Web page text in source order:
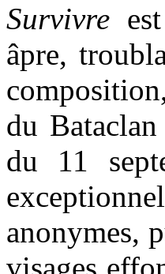
Survivre
âpre,
du
du 11
anonymes,
visages